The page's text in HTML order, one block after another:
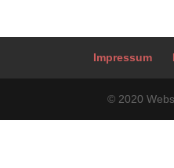
Impressum
© 2020